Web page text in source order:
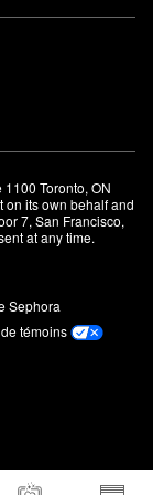
Toronto, ON
on its own behalf and
7, San Francisco,
at any time.
Sephora
témoins